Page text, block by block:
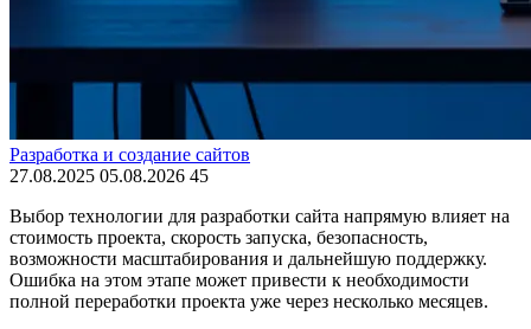
Разработка и создание сайтов
27.08.2025 05.08.2026 45
Выбор технологии для разработки сайта напрямую влияет на
стоимость проекта, скорость запуска, безопасность,
возможности масштабирования и дальнейшую поддержку.
Ошибка на этом этапе может привести к необходимости
полной переработки проекта уже через несколько месяцев.